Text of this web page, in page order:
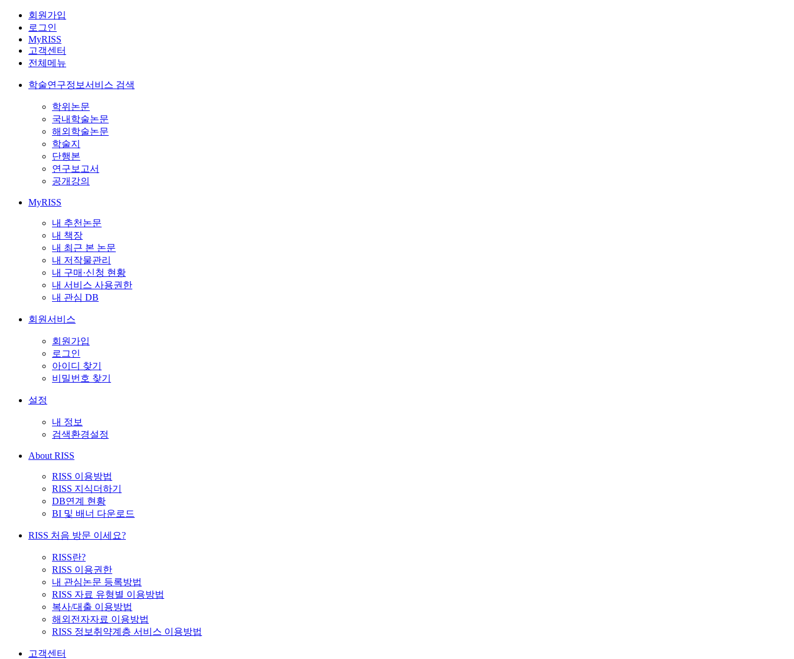
회원가입
로그인
MyRISS
고객센터
전체메뉴
학술연구정보서비스 검색
학위논문
국내학술논문
해외학술논문
학술지
단행본
연구보고서
공개강의
MyRISS
내 추천논문
내 책장
내 최근 본 논문
내 저작물관리
내 구매·신청 현황
내 서비스 사용권한
내 관심 DB
회원서비스
회원가입
로그인
아이디 찾기
비밀번호 찾기
설정
내 정보
검색환경설정
About RISS
RISS 이용방법
RISS 지식더하기
DB연계 현황
BI 및 배너 다운로드
RISS 처음 방문 이세요?
RISS란?
RISS 이용권한
내 관심논문 등록방법
RISS 자료 유형별 이용방법
복사/대출 이용방법
해외전자자료 이용방법
RISS 정보취약계층 서비스 이용방법
고객센터